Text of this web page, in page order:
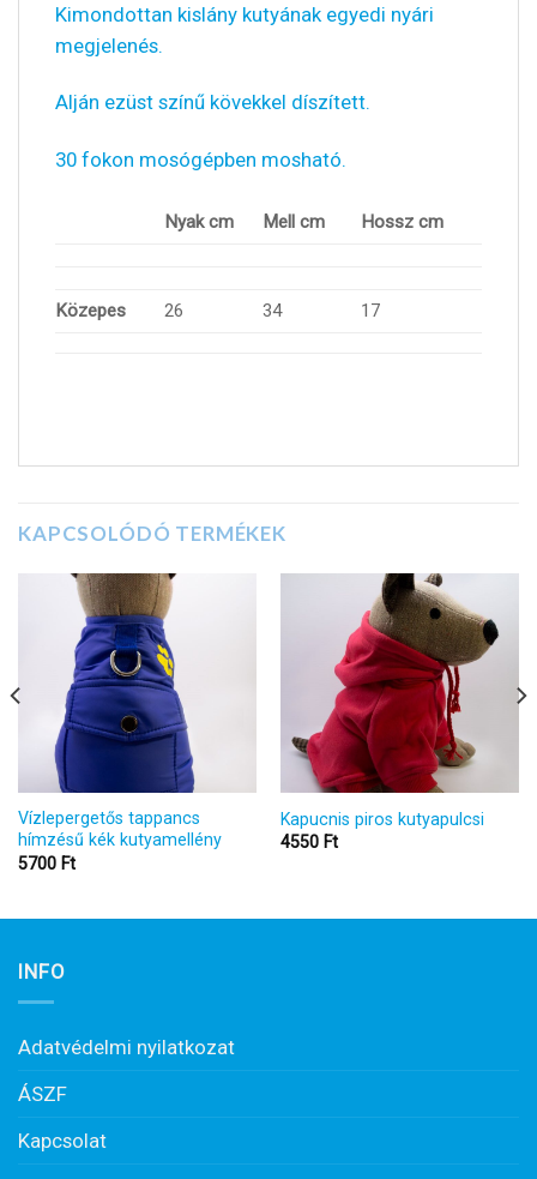
Kimondottan kislány kutyának egyedi nyári
megjelenés.
Alján ezüst színű kövekkel díszített.
30 fokon mosógépben mosható.
Nyak cm Mell cm Hossz cm
Közepes 26 34 17
KAPCSOLÓDÓ TERMÉKEK
Vízlepergetős tappancs
hímzésű kék kutyamellény
5700 Ft
Kapucnis piros kutyapulcsi
4550 Ft
INFO
Adatvédelmi nyilatkozat
ÁSZF
Kapcsolat